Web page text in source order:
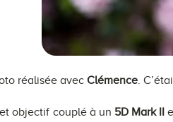
réalisée avec Clémence.
objectif couplé à un 5D Mark II